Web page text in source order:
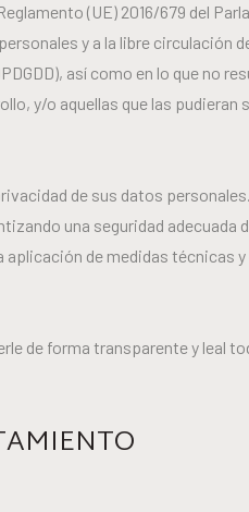
(UE) 2016/679 del
y a la libre circulación
así como en lo que no
y/o aquellas que las
de sus datos
una seguridad
de medidas técnicas
de forma transparente y leal